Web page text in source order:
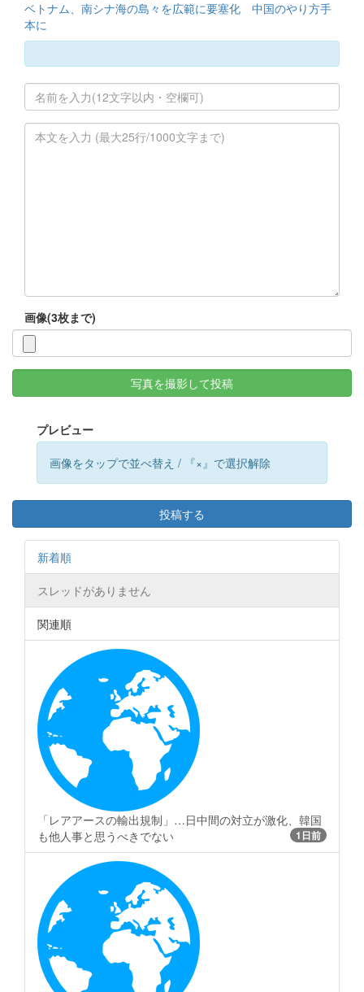
ベトナム、南シナ海の島々を広範に要塞化 中国のやり方手
本に
画像(3枚まで)
写真を撮影して投稿
プレビュー
画像をタップで並べ替え / 『×』で選択解除
投稿する
新着順
スレッドがありません
関連順
「レアアースの輸出規制」…日中間の対立が激化、韓国
も他人事と思うべきでない
1日前